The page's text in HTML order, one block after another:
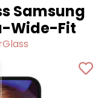
Samsung
Wide-Fit